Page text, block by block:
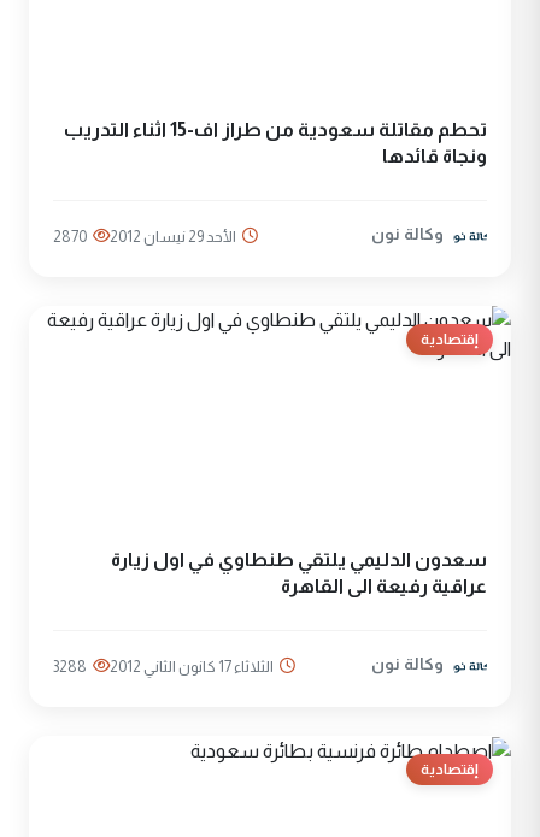
تحطم مقاتلة سعودية من طراز اف-15 اثناء التدريب
ونجاة قائدها
وكالة نون الأحد 29 نيسان 2012 2870
إقتصادية
سعدون الدليمي يلتقي طنطاوي في اول زيارة
عراقية رفيعة الى القاهرة
وكالة نون الثلاثاء 17 كانون الثاني 2012 3288
إقتصادية